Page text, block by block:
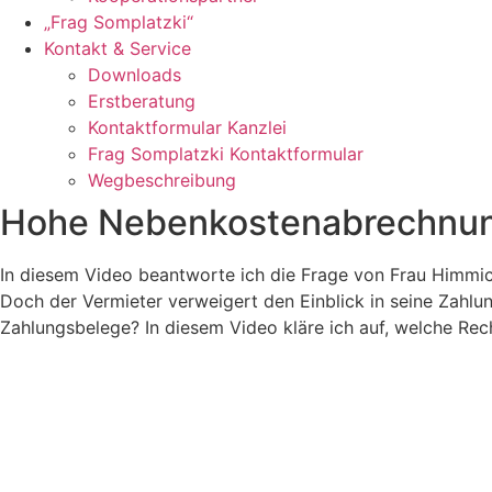
„Frag Somplatzki“
Kontakt & Service
Downloads
Erstberatung
Kontaktformular Kanzlei
Frag Somplatzki Kontaktformular
Wegbeschreibung
Hohe
In diesem Video beantworte ich die Frage von Frau
Doch der Vermieter verweigert den Einblick in seine
Zahlungsbelege? In diesem Video kläre ich auf, welche